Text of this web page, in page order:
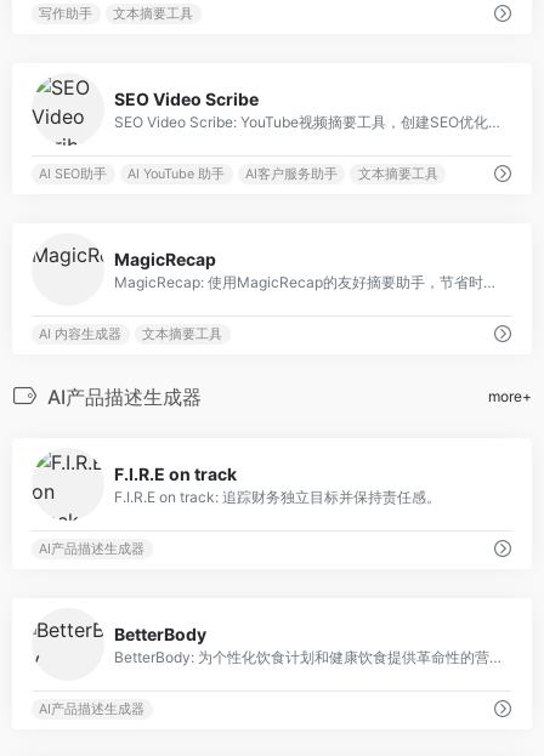
写作助手 文本摘要工具
SEO Video Scribe
SEO Video Scribe: YouTube视频摘要工具，创建SEO优化的文章。
AI SEO助手 AI YouTube 助手 AI客户服务助手 文本摘要工具
MagicRecap
MagicRecap: 使用MagicRecap的友好摘要助手，节省时间。
AI 内容生成器 文本摘要工具
AI产品描述生成器 more+
F.I.R.E on track
F.I.R.E on track: 追踪财务独立目标并保持责任感。
AI产品描述生成器
BetterBody
BetterBody: 为个性化饮食计划和健康饮食提供革命性的营养伙伴。
AI产品描述生成器